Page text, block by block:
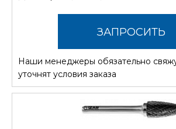
ЗАПРОСИТЬ
СТОИМОСТЬ
Наши менеджеры обязательно
уточнят условия заказа